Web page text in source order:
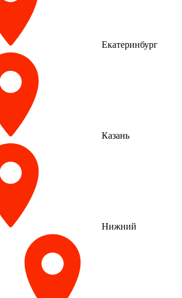
Екатеринбург
Казань
Нижний